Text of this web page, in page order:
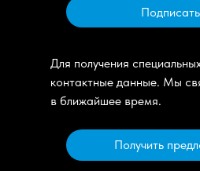
Для получения
контактные данные. Мы
в ближайшее время.
Получить